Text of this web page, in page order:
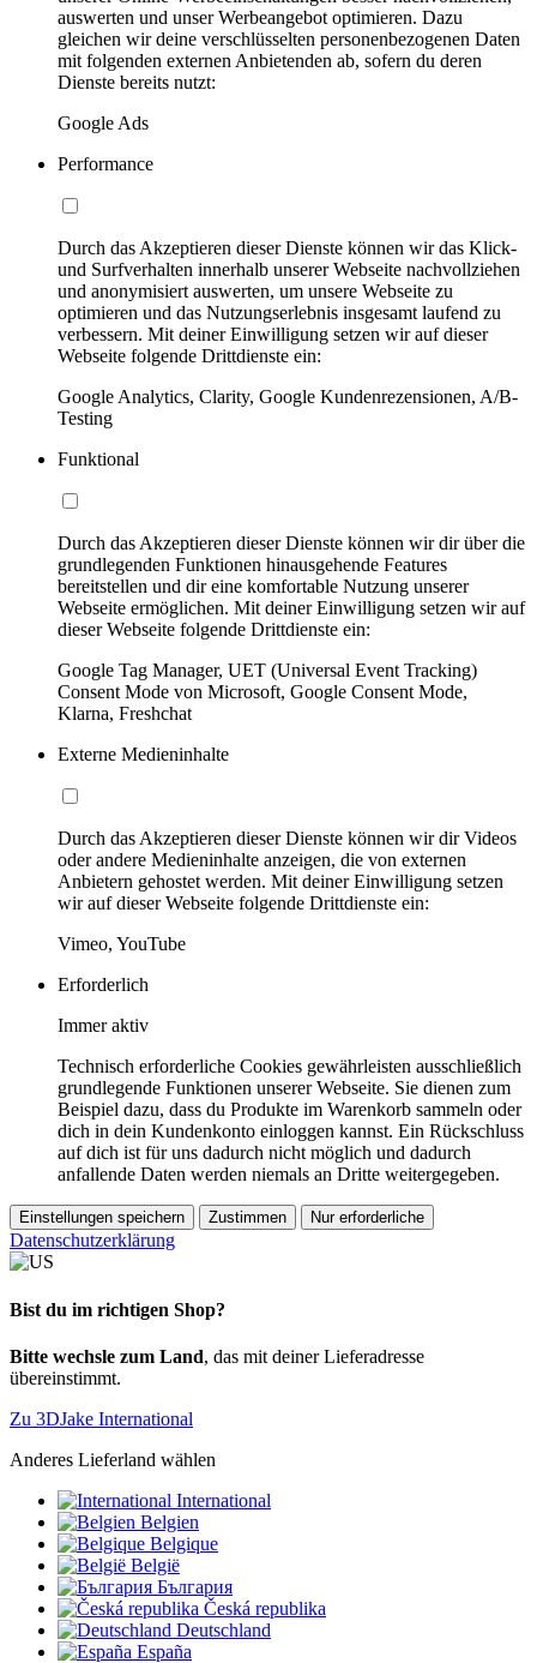
auswerten und unser Werbeangebot optimieren. Dazu
gleichen wir deine verschlüsselten personenbezogenen Daten
mit folgenden externen Anbietenden ab, sofern du deren
Dienste bereits nutzt:
Google Ads
Performance
Durch das Akzeptieren dieser Dienste können wir das Klick-
und Surfverhalten innerhalb unserer Webseite nachvollziehen
und anonymisiert auswerten, um unsere Webseite zu
optimieren und das Nutzungserlebnis insgesamt laufend zu
verbessern. Mit deiner Einwilligung setzen wir auf dieser
Webseite folgende Drittdienste ein:
Google Analytics, Clarity, Google Kundenrezensionen, A/B-
Testing
Funktional
Durch das Akzeptieren dieser Dienste können wir dir über die
grundlegenden Funktionen hinausgehende Features
bereitstellen und dir eine komfortable Nutzung unserer
Webseite ermöglichen. Mit deiner Einwilligung setzen wir auf
dieser Webseite folgende Drittdienste ein:
Google Tag Manager, UET (Universal Event Tracking)
Consent Mode von Microsoft, Google Consent Mode,
Klarna, Freshchat
Externe Medieninhalte
Durch das Akzeptieren dieser Dienste können wir dir Videos
oder andere Medieninhalte anzeigen, die von externen
Anbietern gehostet werden. Mit deiner Einwilligung setzen
wir auf dieser Webseite folgende Drittdienste ein:
Vimeo, YouTube
Erforderlich
Immer aktiv
Technisch erforderliche Cookies gewährleisten ausschließlich
grundlegende Funktionen unserer Webseite. Sie dienen zum
Beispiel dazu, dass du Produkte im Warenkorb sammeln oder
dich in dein Kundenkonto einloggen kannst. Ein Rückschluss
auf dich ist für uns dadurch nicht möglich und dadurch
anfallende Daten werden niemals an Dritte weitergegeben.
Einstellungen speichern Zustimmen Nur erforderliche
Datenschutzerklärung
Bist du im richtigen Shop?
Bitte wechsle zum Land, das mit deiner Lieferadresse
übereinstimmt.
Zu 3DJake International
Anderes Lieferland wählen
International
Belgien
Belgique
België
България
Česká republika
Deutschland
España